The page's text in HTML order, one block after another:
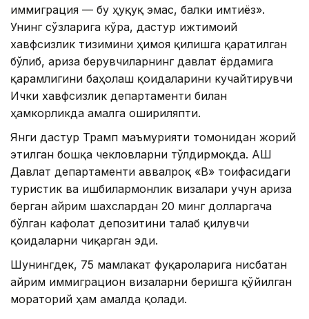
иммиграция — бу ҳуқуқ эмас, балки имтиёз».
Унинг сўзларига кўра, дастур ижтимоий
хавфсизлик тизимини ҳимоя қилишга қаратилган
бўлиб, ариза берувчиларнинг давлат ёрдамига
қарамлигини баҳолаш қоидаларини кучайтирувчи
Ички хавфсизлик департаменти билан
ҳамкорликда амалга ошириляпти.
Янги дастур Трамп маъмурияти томонидан жорий
этилган бошқа чекловларни тўлдирмоқда. АҚШ
Давлат департаменти аввалроқ «B» тоифасидаги
туристик ва ишбилармонлик визалари учун ариза
берган айрим шахслардан 20 минг долларгача
бўлган кафолат депозитини талаб қилувчи
қоидаларни чиқарган эди.
Шунингдек, 75 мамлакат фуқароларига нисбатан
айрим иммиграцион визаларни беришга қўйилган
мораторий ҳам амалда қолади.